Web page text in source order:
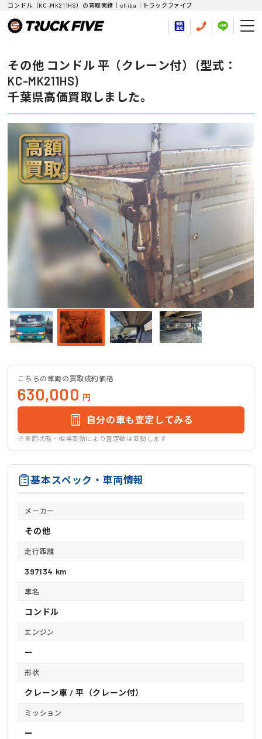
コンドル（KC-MK211HS）の買取実績｜chiba｜トラックファイブ
その他 コンドル 平（クレーン付） (型式：
KC-MK211HS)
千葉県高価買取しました。
こちらの車両の買取成約価格
630,000 円
自分の車も査定してみる
※車両状態・相場変動により査定額は変動します
基本スペック・車両情報
メーカー
その他
走行距離
397134 km
車名
コンドル
エンジン
ー
形状
クレーン車 / 平（クレーン付）
ミッション
ー